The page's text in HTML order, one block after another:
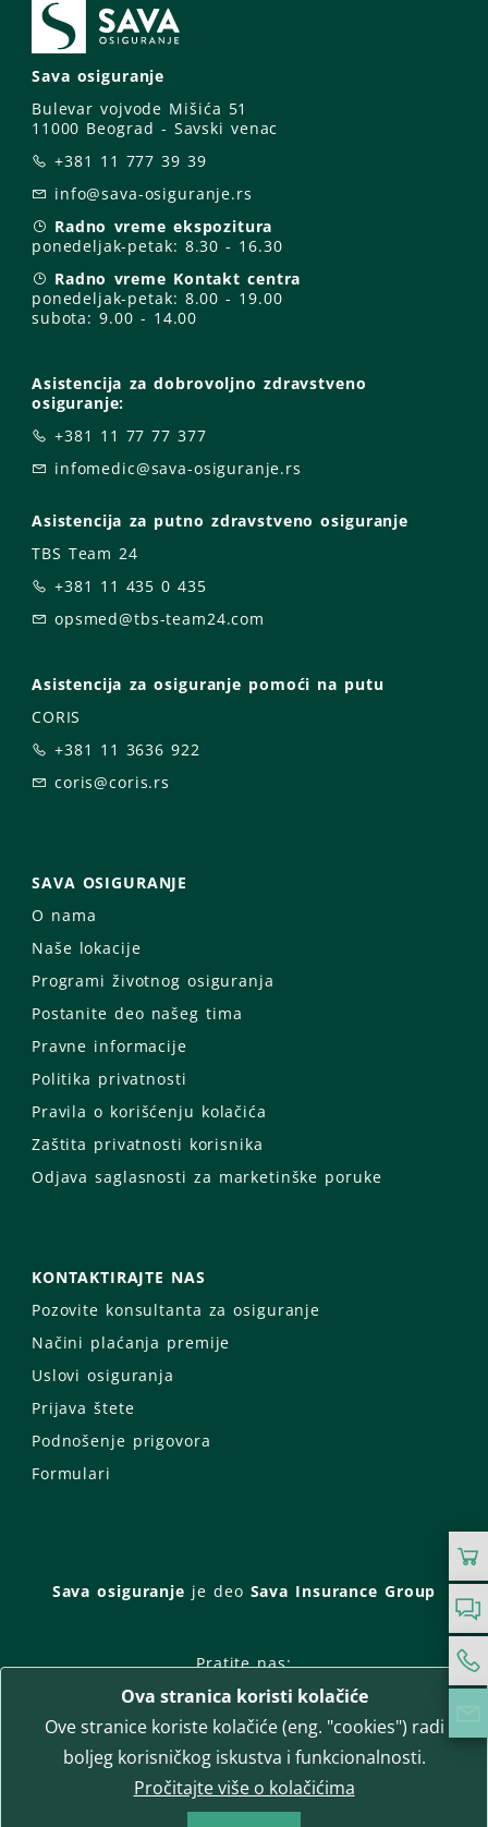
Sava osiguranje
Bulevar vojvode Mišića 51
11000 Beograd - Savski venac
+381 11 777 39 39
info@sava-osiguranje.rs
Radno vreme ekspozitura
ponedeljak-petak: 8.30 - 16.30
Radno vreme Kontakt centra
ponedeljak-petak: 8.00 - 19.00
subota: 9.00 - 14.00
Asistencija za dobrovoljno zdravstveno
osiguranje:
+381 11 77 77 377
infomedic@sava-osiguranje.rs
Asistencija za putno zdravstveno osiguranje
TBS Team 24
+381 11 435 0 435
opsmed@tbs-team24.com
Asistencija za osiguranje pomoći na putu
CORIS
+381 11 3636 922
coris@coris.rs
SAVA OSIGURANJE
O nama
Naše lokacije
Programi životnog osiguranja
Postanite deo našeg tima
Pravne informacije
Politika privatnosti
Pravila o korišćenju kolačića
Zaštita privatnosti korisnika
Odjava saglasnosti za marketinške poruke
KONTAKTIRAJTE NAS
Pozovite konsultanta za osiguranje
Načini plaćanja premije
Uslovi osiguranja
Prijava štete
Podnošenje prigovora
Formulari
Sava osiguranje je deo Sava Insurance Group
Pratite nas:
Facebook
Instagram
LinkedIn
Twitter
YouTube
WhatsApp
T-media d.o.o. | napredne komunikacije
Ova stranica koristi kolačiće
Ove stranice koriste kolačiće (eng. "cookies") radi
boljeg korisničkog iskustva i funkcionalnosti.
Pročitajte više o kolačićima